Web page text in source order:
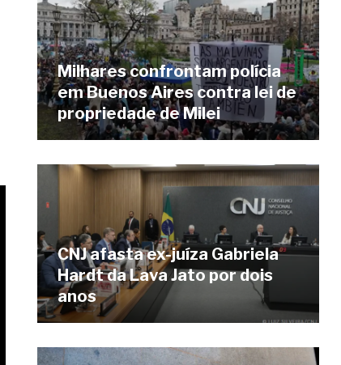
Milhares confrontam polícia
em Buenos Aires contra lei de
propriedade de Milei
CNJ afasta ex-juíza Gabriela
Hardt da Lava Jato por dois
anos